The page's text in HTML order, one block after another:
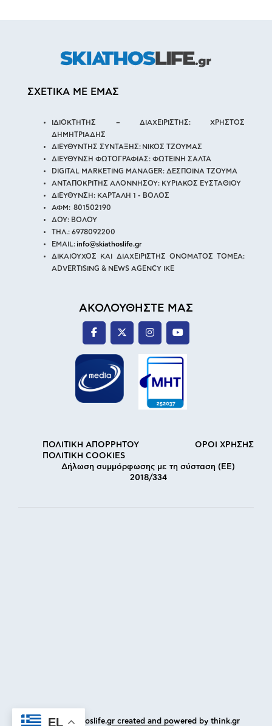
EL
ΣΧΕΤΙΚΑ ΜΕ ΕΜΑΣ
ΙΔΙΟΚΤΗΤΗΣ – ΔΙΑΧΕΙΡΙΣΤΗΣ: ΧΡΗΣΤΟΣ
ΔΗΜΗΤΡΙΑΔΗΣ
ΔΙΕΥΘΥΝΤΗΣ ΣΥΝΤΑΞΗΣ: ΝΙΚΟΣ ΤΖΟΥΜΑΣ
ΔΙΕΥΘΥΝΣΗ ΦΩΤΟΓΡΑΦΙΑΣ: ΦΩΤΕΙΝΗ ΣΑΛΤΑ
DIGITAL MARKETING MANAGER: ΔΕΣΠΟΙΝΑ ΤΖΟΥΜΑ
ΑΝΤΑΠΟΚΡΙΤΗΣ ΑΛΟΝΝΗΣΟΥ: ΚΥΡΙΑΚΟΣ ΕΥΣΤΑΘΙΟΥ
ΔΙΕΥΘΥΝΣΗ: ΚΑΡΤΑΛΗ 1 - ΒΟΛΟΣ
ΑΦΜ: 801502190
ΔΟΥ: ΒΟΛΟΥ
ΤΗΛ.: 6978092200
EMAIL: info@skiathoslife.gr
ΔΙΚΑΙΟΥΧΟΣ ΚΑΙ ΔΙΑΧΕΙΡΙΣΤΗΣ ΟΝΟΜΑΤΟΣ ΤΟΜΕΑ:
ADVERTISING & NEWS AGENCY IKE
ΑΚΟΛΟΥΘΗΣΤΕ ΜΑΣ
ΠΟΛΙΤΙΚΗ ΑΠΟΡΡΗΤΟΥ
ΟΡΟΙ ΧΡΗΣΗΣ
ΠΟΛΙΤΙΚΗ COOKIES
Δήλωση συμμόρφωσης με τη σύσταση (ΕΕ)
2018/334
© 2025 skiathoslife.gr created and powered by think.gr